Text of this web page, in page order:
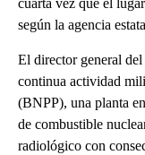
cuarta vez que el
según la agencia
El director general
continua actividad
(BNPP), una planta
de combustible
radiológico con